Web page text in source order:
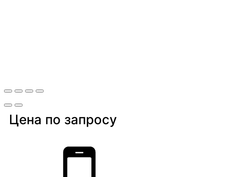
Цена по запросу